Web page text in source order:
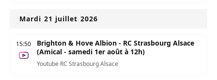
Mardi 21 juillet 2026
15:50
Brighton & Hove Albion - RC Strasbourg Alsace
(Amical - samedi 1er août à 12h)
Youtube RC Strasbourg Alsace